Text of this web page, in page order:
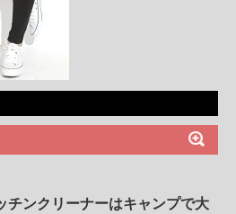
チンクリーナーはキャンプで大